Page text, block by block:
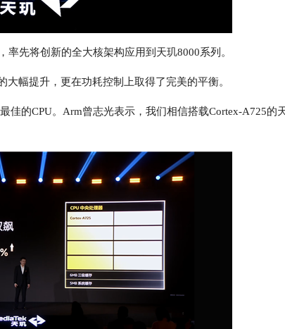
先将创新的全大核架构应用到天玑8000系列。
幅提升，更在功耗控制上取得了完美的平衡。
佳的CPU。Arm曾志光表示，我们相信搭载Cortex-A725的